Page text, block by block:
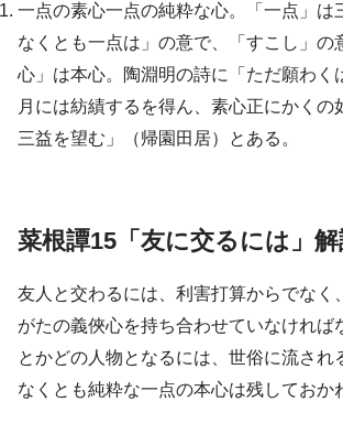
一点の素心一点の純粋な心。「一点」は
なくとも一点は」の意で、「すこし」の
心」は本心。陶淵明の詩に「ただ願わく
月には紡績するを得ん、素心正にかくの
三益を望む」（帰園田居）とある。
菜根譚15「友に交るには」
友人と交わるには、利害打算からでなく
がたの義俠心を持ち合わせていなければ
とかどの人物となるには、世俗に流され
なくとも純粋な一点の本心は残しておか